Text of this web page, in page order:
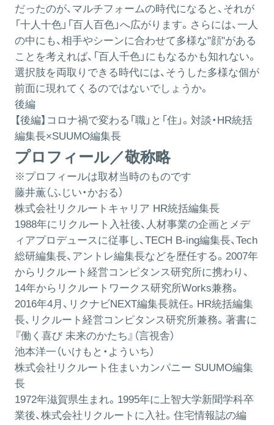
だったのが、マルチフォームの時代になると、それが
「十人十色」「百人百色」へ広がります。さらには、一人
の中にも、相手やシーンに合わせて多様な"顔"がある
ことを考えれば、「百人千色」にもなるかも知れない。
選択肢を両取りできる時代には、そうした多様な個が
前面に現れてくるのではないでしょうか。
後編
【後編】コロナ禍で変わる「職」と「住」。対談・HR統括
編集長×SUUMO編集長
プロフィール／敬称略
※プロフィールは取材当時のものです
藤井薫（ふじい・かおる）
株式会社リクルートキャリア HR統括編集長
1988年にリクルート入社後、人材事業の企画とメデ
ィアプロデュースに従事し、TECH B-ing編集長、Tech
総研編集長、アントレ編集長などを歴任する。2007年
からリクルート経営コンピタンス研究所に携わり、
14年からリクルートワークス研究所Works兼務。
2016年4月、リクナビNEXT編集長就任。HR統括編集
長、リクルート経営コンピタンス研究所兼務。著書に
『働く喜び 未来のかたち』（言視舎）
池本洋一（いけもと・よういち）
株式会社リクルート住まいカンパニー SUUMO編集
長
1972年滋賀県生まれ。1995年に上智大学新聞学科卒
業後、株式会社リクルートに入社。住宅情報誌の編